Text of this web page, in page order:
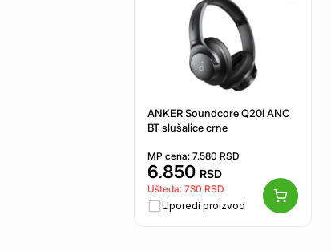
ANKER Soundcore Q20i ANC
BT slušalice crne
MP cena: 7.580 RSD
6.850 RSD
Ušteda: 730 RSD
Uporedi proizvod